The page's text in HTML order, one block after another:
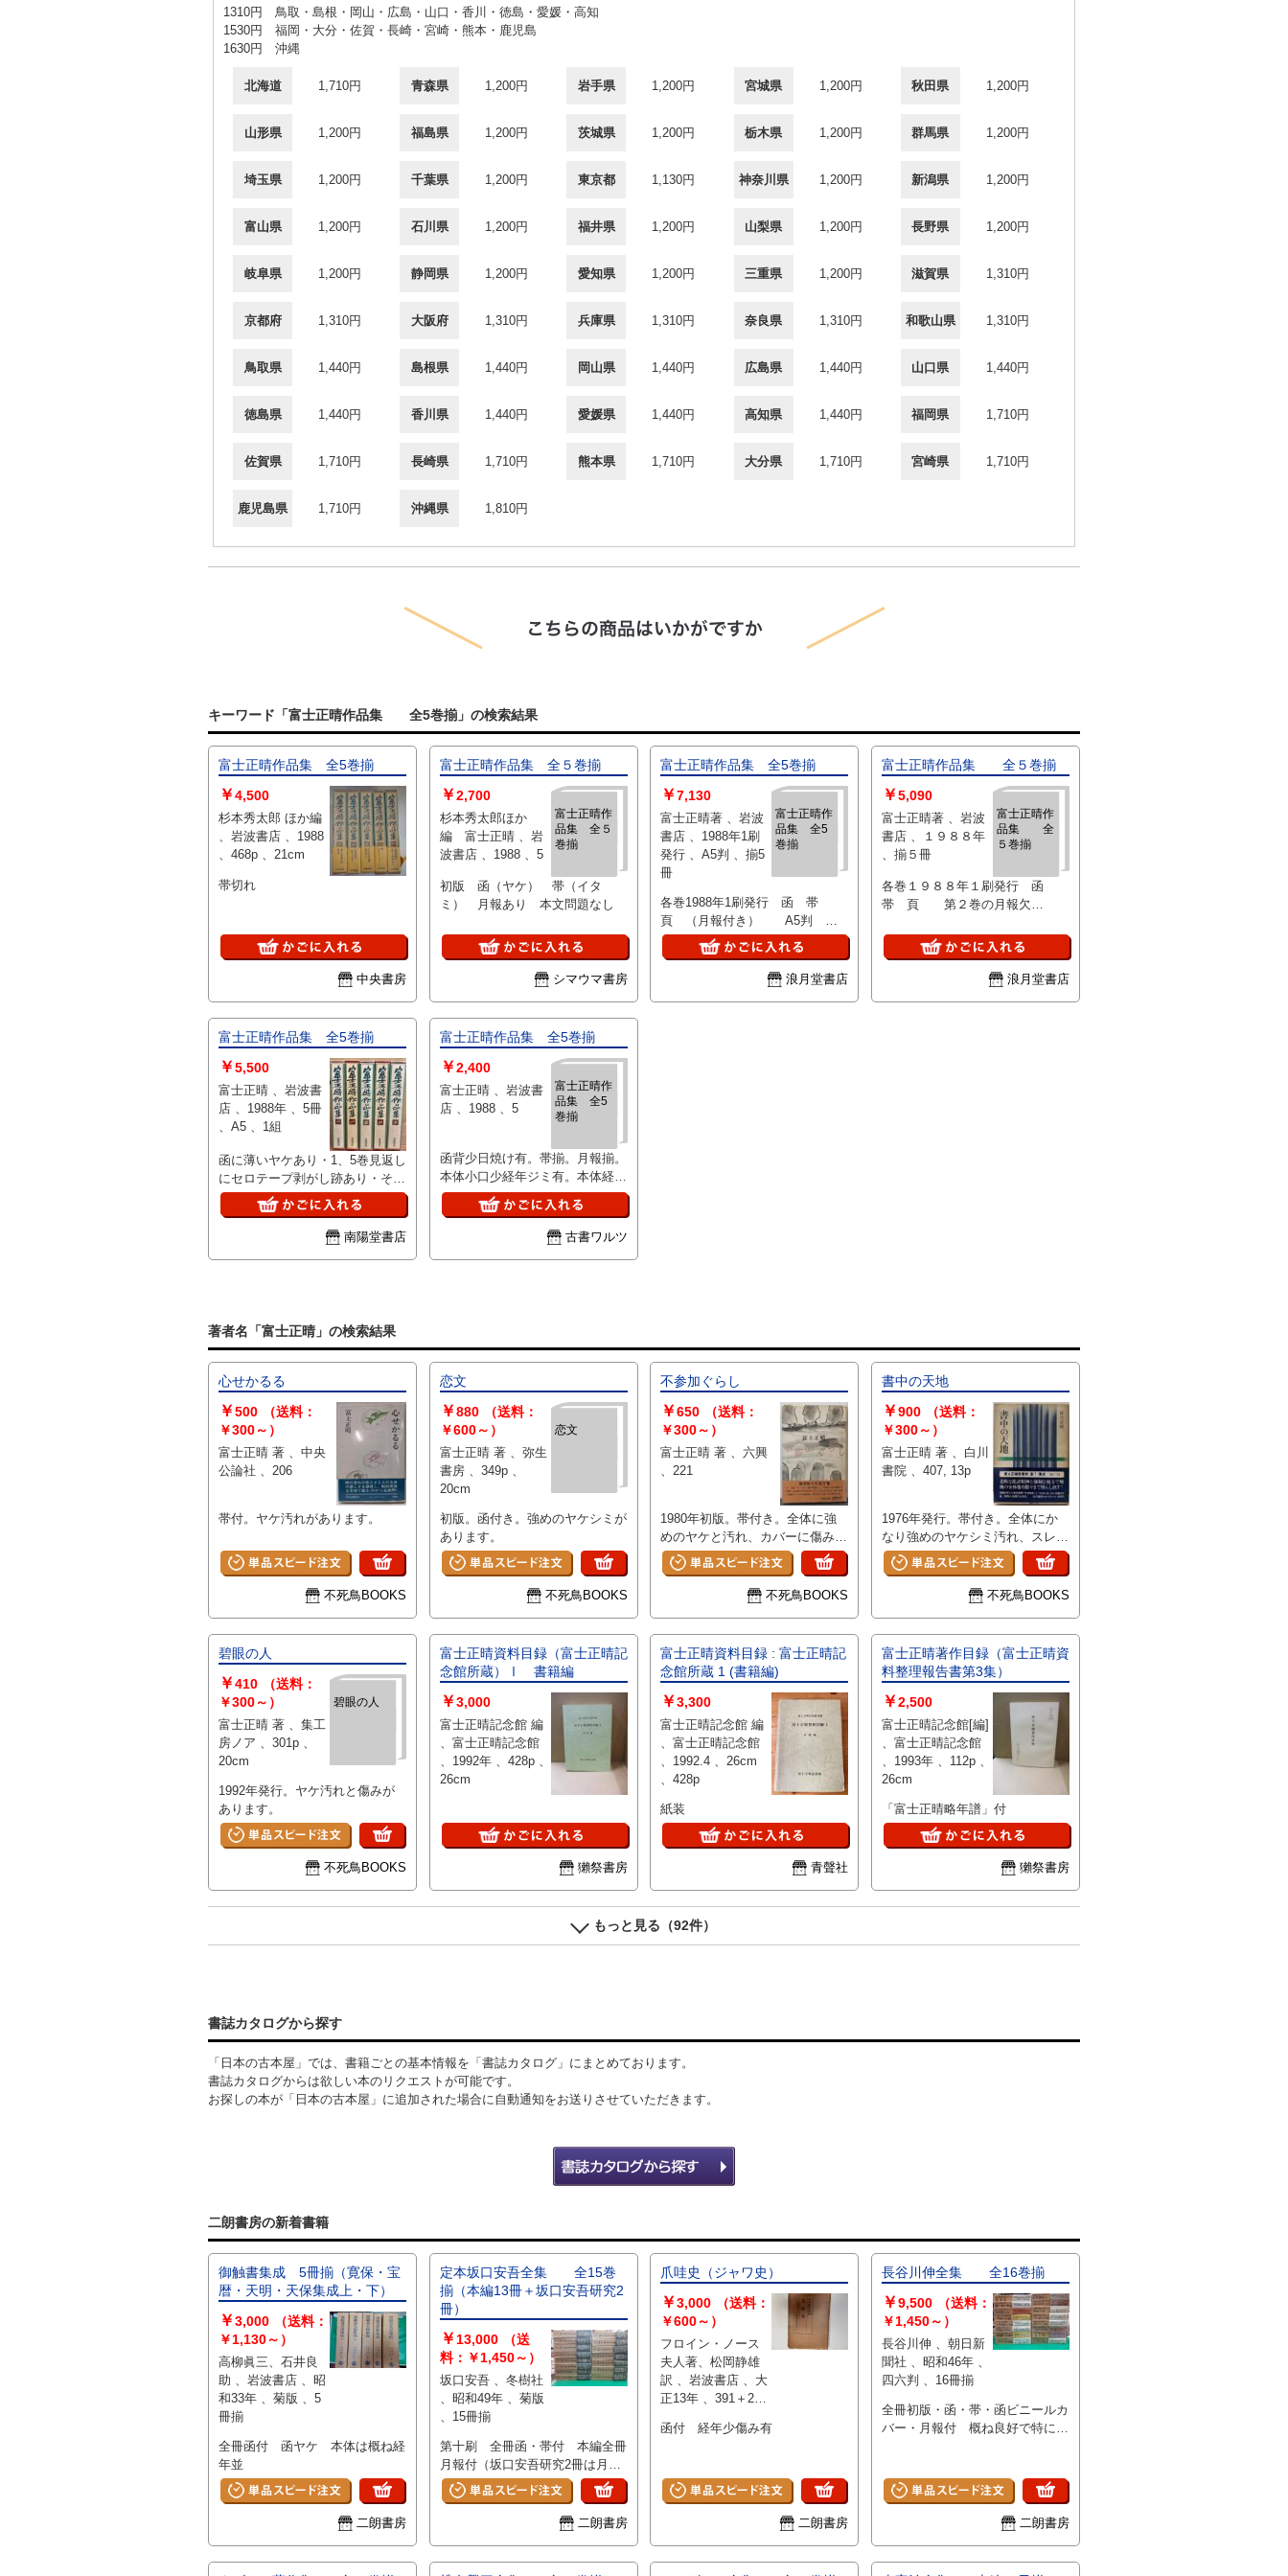
1310円 鳥取・島根・岡山・広島・山口・香川・徳島・愛媛・高知
1530円 福岡・大分・佐賀・長崎・宮崎・熊本・鹿児島
1630円 沖縄
北海道 1,710円 青森県 1,200円 岩手県 1,200円 宮城県 1,200円 秋田県 1,200円
山形県 1,200円 福島県 1,200円 茨城県 1,200円 栃木県 1,200円 群馬県 1,200円
埼玉県 1,200円 千葉県 1,200円 東京都 1,130円 神奈川県 1,200円 新潟県 1,200円
富山県 1,200円 石川県 1,200円 福井県 1,200円 山梨県 1,200円 長野県 1,200円
岐阜県 1,200円 静岡県 1,200円 愛知県 1,200円 三重県 1,200円 滋賀県 1,310円
京都府 1,310円 大阪府 1,310円 兵庫県 1,310円 奈良県 1,310円 和歌山県 1,310円
鳥取県 1,440円 島根県 1,440円 岡山県 1,440円 広島県 1,440円 山口県 1,440円
徳島県 1,440円 香川県 1,440円 愛媛県 1,440円 高知県 1,440円 福岡県 1,710円
佐賀県 1,710円 長崎県 1,710円 熊本県 1,710円 大分県 1,710円 宮崎県 1,710円
鹿児島県 1,710円 沖縄県 1,810円
キーワード「富士正晴作品集 全5巻揃」の検索結果
富士正晴作品集 全5巻揃
￥4,500
杉本秀太郎 ほか編
、岩波書店 、1988
、468p 、21cm
帯切れ
中央書房
富士正晴作品集 全５巻揃
富士正晴作
品集 全５
巻揃
￥2,700
杉本秀太郎ほか
編 富士正晴 、岩
波書店 、1988 、5
初版 函（ヤケ） 帯（イタ
ミ） 月報あり 本文問題なし
シマウマ書房
富士正晴作品集 全5巻揃
富士正晴作
品集 全5
巻揃
￥7,130
富士正晴著 、岩波
書店 、1988年1刷
発行 、A5判 、揃5
冊
各巻1988年1刷発行 函 帯
頁 （月報付き） A5判
第1巻に木版刷蔵書票添付
浪月堂書店
富士正晴作品集 全５巻揃
富士正晴作
品集 全
５巻揃
￥5,090
富士正晴著 、岩波
書店 、１９８８年
、揃５冊
各巻１９８８年１刷発行 函
帯 頁 第２巻の月報欠
浪月堂書店
富士正晴作品集 全5巻揃
￥5,500
富士正晴 、岩波書
店 、1988年 、5冊
、A5 、1組
函に薄いヤケあり・1、5巻見返し
にセロテープ剥がし跡あり・その
他の巻は本体状態良好です・月報
揃
南陽堂書店
富士正晴作品集 全5巻揃
富士正晴作
品集 全5
巻揃
￥2,400
富士正晴 、岩波書
店 、1988 、5
函背少日焼け有。帯揃。月報揃。
本体小口少経年ジミ有。本体経年
良好。初版。定価合計：21800
円。（1：帝国軍隊に於ける学
習・序 他/2：詩 あひるのドナ
サン 他/3：たんぽぽの歌
古書ワルツ
著者名「富士正晴」の検索結果
心せかるる
￥500
（送料：
￥300～）
富士正晴 著 、中央
公論社 、206
帯付。ヤケ汚れがあります。
不死鳥BOOKS
恋文
恋文
￥880
（送料：
￥600～）
富士正晴 著 、弥生
書房 、349p 、
20cm
初版。函付き。強めのヤケシミが
あります。
不死鳥BOOKS
不参加ぐらし
￥650
（送料：
￥300～）
富士正晴 著 、六興
、221
1980年初版。帯付き。全体に強
めのヤケと汚れ、カバーに傷み、
帯にシミがあります。
不死鳥BOOKS
書中の天地
￥900
（送料：
￥300～）
富士正晴 著 、白川
書院 、407, 13p
1976年発行。帯付き。全体にか
なり強めのヤケシミ汚れ、スレ傷
みがあります。
不死鳥BOOKS
碧眼の人
碧眼の人
￥410
（送料：
￥300～）
富士正晴 著 、集工
房ノア 、301p 、
20cm
1992年発行。ヤケ汚れと傷みが
あります。
不死鳥BOOKS
富士正晴資料目録（富士正晴記
念館所蔵）Ⅰ 書籍編
￥3,000
富士正晴記念館 編
、富士正晴記念館
、1992年 、428p 、
26cm
獺祭書房
富士正晴資料目録 : 富士正晴記
念館所蔵 1 (書籍編)
￥3,300
富士正晴記念館 編
、富士正晴記念館
、1992.4 、26cm
、428p
紙装
青聲社
富士正晴著作目録（富士正晴資
料整理報告書第3集）
￥2,500
富士正晴記念館[編]
、富士正晴記念館
、1993年 、112p 、
26cm
「富士正晴略年譜」付
獺祭書房
もっと見る（92件）
書誌カタログから探す
「日本の古本屋」では、書籍ごとの基本情報を「書誌カタログ」にまとめております。
書誌カタログからは欲しい本のリクエストが可能です。
お探しの本が「日本の古本屋」に追加された場合に自動通知をお送りさせていただきます。
二朗書房の新着書籍
御触書集成 5冊揃（寛保・宝
暦・天明・天保集成上・下）
￥3,000
（送料：
￥1,130～）
高柳眞三、石井良
助 、岩波書店 、昭
和33年 、菊版 、5
冊揃
全冊函付 函ヤケ 本体は概ね経
年並
二朗書房
定本坂口安吾全集 全15巻
揃（本編13冊＋坂口安吾研究2
冊）
￥ 13,000
（送
料：￥1,450～）
坂口安吾 、冬樹社
、昭和49年 、菊版
、15冊揃
第十刷 全冊函・帯付 本編全冊
月報付（坂口安吾研究2冊は月報
無し） 函背少ヤケ 全体的には
概ね経年並で特に問題なし
二朗書房
爪哇史（ジャワ史）
￥3,000
（送料：
￥600～）
フロイン・ノース
夫人著、松岡静雄
訳 、岩波書店 、大
正13年 、391＋21
函付 経年少傷み有
二朗書房
長谷川伸全集 全16巻揃
￥9,500
（送料：
￥1,450～）
長谷川伸 、朝日新
聞社 、昭和46年 、
四六判 、16冊揃
全冊初版・函・帯・函ビニールカ
バー・月報付 概ね良好で特に問
二朗書房